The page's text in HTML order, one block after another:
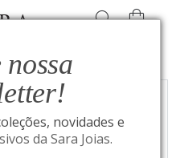
novidades e
da Sara Joias.